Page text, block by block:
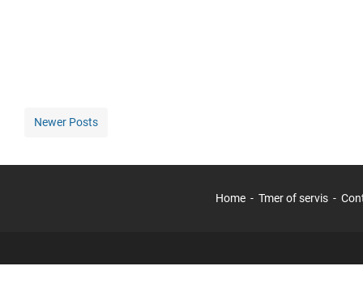
Newer Posts
Home Tmer of servis